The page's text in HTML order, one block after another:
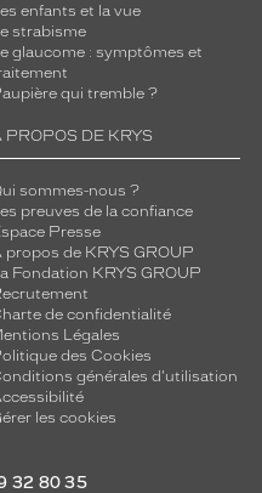
enfants et la vue
strabisme
glaucome : symptômes et
qui tremble ?
PROPOS DE KRYS
sommes-nous ?
preuves de la confiance
Presse
propos de KRYS GROUP
Fondation KRYS GROUP
de confidentialité
Légales
des Cookies
générales d'utilisation
les cookies
32 80 35